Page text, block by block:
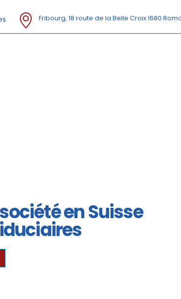
Fribourg, 18 route de la Belle Croix 1680
en Suisse